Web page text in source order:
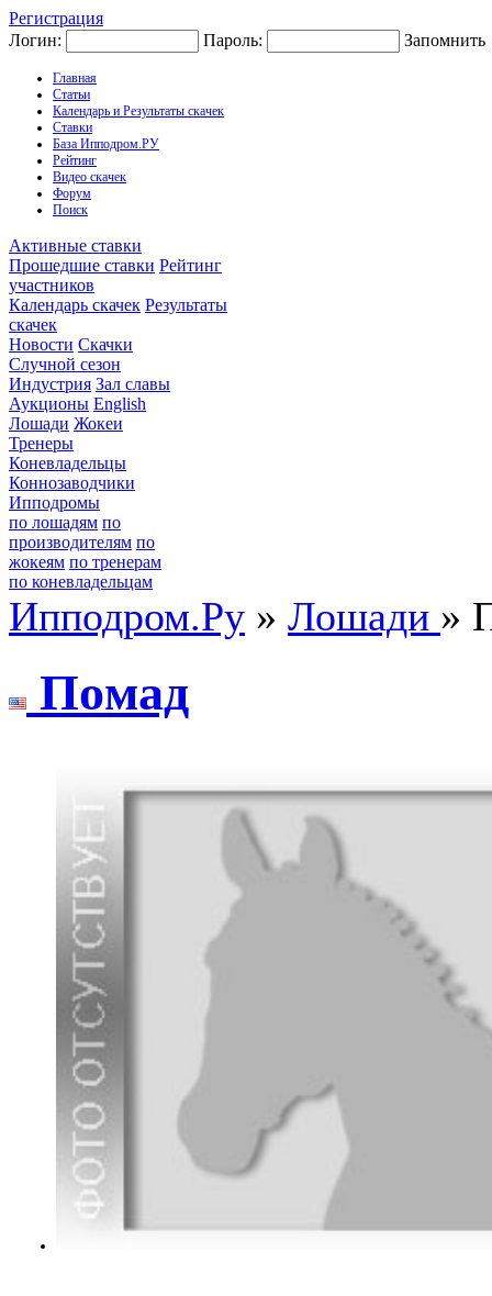
Регистрация
Логин:
Пароль: Запомнить
Главная
Статьи
Календарь и Результаты скачек
Ставки
База Ипподром.РУ
Рейтинг
Видео скачек
Форум
Поиск
Активные ставки
Прошедшие ставки Рейтинг
участников
Календарь скачек Результаты
скачек
Новости Скачки
Случной сезон
Индустрия Зал славы
Аукционы English
Лошади Жокеи
Тренеры
Коневладельцы
Коннозаводчики
Ипподромы
по лошадям по
производителям по
жокеям по тренерам
по коневладельцам
Ипподром.Ру » Лошади »
Пoмaд